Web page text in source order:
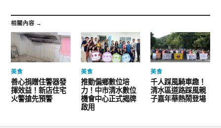
相關內容 →
美食
善心捐贈住警器發
揮效益！新店住宅
火警搶先預警
美食
推動偏鄉數位培
力！中市清水數位
機會中心正式揭牌
啟用
美食
千人踩風騎車趣！
清水區道路踩風親
子嘉年華熱鬧登場